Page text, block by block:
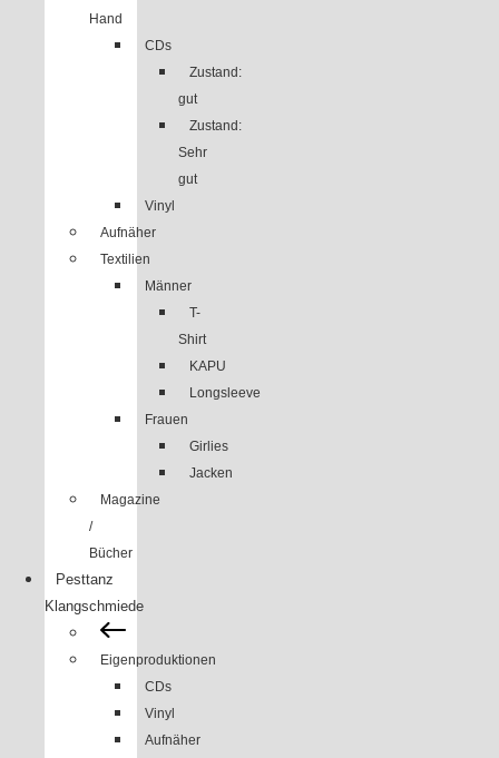
Hand
CDs
Zustand:
gut
Zustand:
Sehr
gut
Vinyl
Aufnäher
Textilien
Männer
T-
Shirt
KAPU
Longsleeve
Frauen
Girlies
Jacken
Magazine
/
Bücher
Pesttanz
Klangschmiede
Eigenproduktionen
CDs
Vinyl
Aufnäher